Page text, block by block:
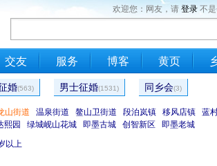
欢迎您：网友，请 登录 不
交友 服务 博客 黄页
婚(563) 男士征婚(1531) 同乡会(3)
山街道 温泉街道 鳌山卫街道 段泊岚镇 移风店镇 蓝
熙园 绿城岘山花城 即墨古城 创智新区
即墨老城
以上